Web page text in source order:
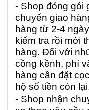
- Shop đóng gói
chuyển giao
hàng từ 2-4
kiểm tra rồi mới
hàng. Đối với
cồng kềnh, phí
hàng cần đặt
hộ số tiền còn lại.
- Shop nhận